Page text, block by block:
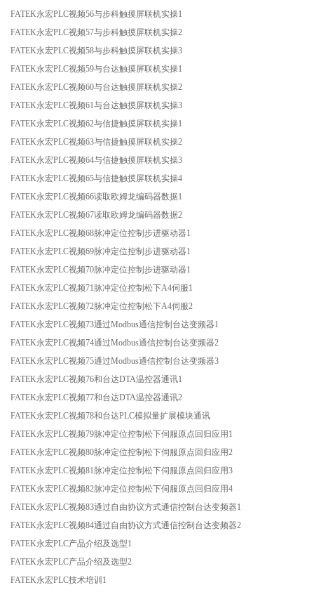
FATEK永宏PLC视频56与步科触摸屏联机实操1
FATEK永宏PLC视频57与步科触摸屏联机实操2
FATEK永宏PLC视频58与步科触摸屏联机实操3
FATEK永宏PLC视频59与台达触摸屏联机实操1
FATEK永宏PLC视频60与台达触摸屏联机实操2
FATEK永宏PLC视频61与台达触摸屏联机实操3
FATEK永宏PLC视频62与信捷触摸屏联机实操1
FATEK永宏PLC视频63与信捷触摸屏联机实操2
FATEK永宏PLC视频64与信捷触摸屏联机实操3
FATEK永宏PLC视频65与信捷触摸屏联机实操4
FATEK永宏PLC视频66读取欧姆龙编码器数据1
FATEK永宏PLC视频67读取欧姆龙编码器数据2
FATEK永宏PLC视频68脉冲定位控制步进驱动器1
FATEK永宏PLC视频69脉冲定位控制步进驱动器1
FATEK永宏PLC视频70脉冲定位控制步进驱动器1
FATEK永宏PLC视频71脉冲定位控制松下A4伺服1
FATEK永宏PLC视频72脉冲定位控制松下A4伺服2
FATEK永宏PLC视频73通过Modbus通信控制台达变频器1
FATEK永宏PLC视频74通过Modbus通信控制台达变频器2
FATEK永宏PLC视频75通过Modbus通信控制台达变频器3
FATEK永宏PLC视频76和台达DTA温控器通讯1
FATEK永宏PLC视频77和台达DTA温控器通讯2
FATEK永宏PLC视频78和台达PLC模拟量扩展模块通讯
FATEK永宏PLC视频79脉冲定位控制松下伺服原点回归应用1
FATEK永宏PLC视频80脉冲定位控制松下伺服原点回归应用2
FATEK永宏PLC视频81脉冲定位控制松下伺服原点回归应用3
FATEK永宏PLC视频82脉冲定位控制松下伺服原点回归应用4
FATEK永宏PLC视频83通过自由协议方式通信控制台达变频器1
FATEK永宏PLC视频84通过自由协议方式通信控制台达变频器2
FATEK永宏PLC产品介绍及选型1
FATEK永宏PLC产品介绍及选型2
FATEK永宏PLC技术培训1